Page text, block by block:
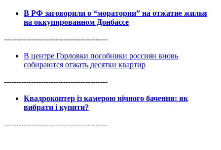
В РФ заговорили о “моратории” на отжатие жилья
на оккупированном Донбассе
------------------------------------------
В центре Горловки пособники россиян вновь
собираются отжать десятки квартир
------------------------------------------
Квадрокоптер із камерою нічного бачення: як
вибрати і купити?
------------------------------------------